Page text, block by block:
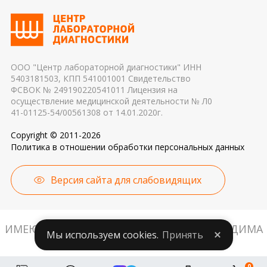
применяемые реагенты также могут стать
причиной погрешности в результатах
ООО "Центр лабораторной диагностики" ИНН
5403181503, КПП 541001001 Свидетельство
ФСВОК № 249190220541011 Лицензия на
осуществление медицинской деятельности № Л0
41-01125-54/00561308 от 14.01.2020г.
Copyright © 2011-2026
Политика в отношении обработки персональных данных
Версия сайта для слабовидящих
ИМЕЮТСЯ ПРОТИВОПОКАЗАНИЯ. НЕОБХОДИМА
КОНСУЛЬТАЦИЯ СПЕЦИАЛИСТА.
Мы используем cookies. Принять